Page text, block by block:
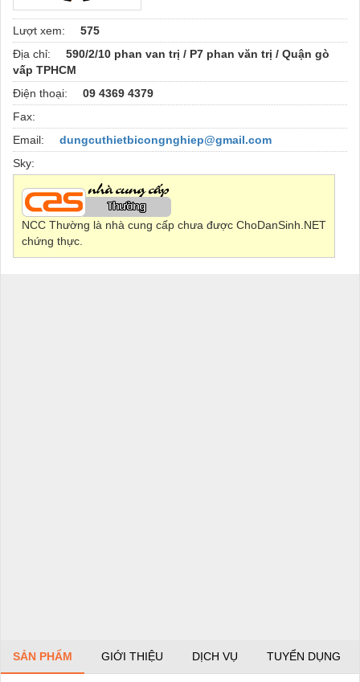
Lượt xem:
575
Địa chỉ:
590/2/10 phan van trị / P7 phan văn trị / Quận gò
vấp TPHCM
Điện thoại:
09 4369 4379
Fax:
Email:
dungcuthietbicongnghiep@gmail.com
Sky:
NCC Thường là nhà cung cấp chưa được ChoDanSinh.NET
chứng thực.
SẢN PHẨM GIỚI THIỆU DỊCH VỤ TUYỂN DỤNG